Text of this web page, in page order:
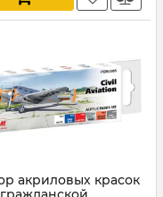
акриловых красок